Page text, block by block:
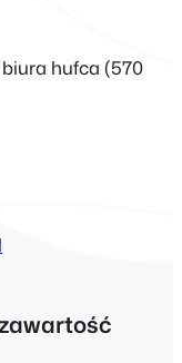
hufca (570